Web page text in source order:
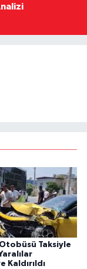
Taksiyle
Kaldırıldı